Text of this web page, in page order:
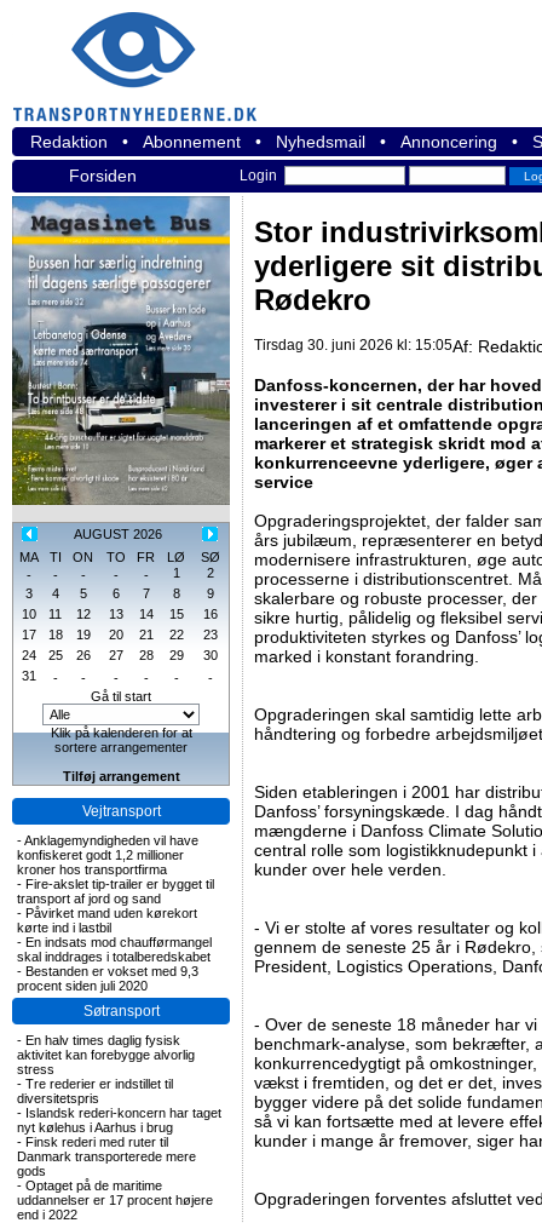
Redaktion • Abonnement • Nyhedsmail • Annoncering •
Forsiden
Login
AUGUST 2026
MA
TI ON TO FR LØ
SØ
-
- - - - 1
2
3
4 5 6 7 8
9
10
11 12 13 14 15
16
17
18 19 20 21 22
23
24
25 26 27 28 29
30
31
- - - - -
-
Gå til start
Klik på kalenderen for at
sortere arrangementer
Tilføj arrangement
Vejtransport
-Anklagemyndigheden vil have
konfiskeret godt 1,2 millioner
kroner hos transportfirma
- Fire-akslet tip-trailer er bygget til
transport af jord og sand
- Påvirket mand uden kørekort
kørte ind i lastbil
- En indsats mod chaufførmangel
skal inddrages i totalberedskabet
- Bestanden er vokset med 9,3
procent siden juli 2020
Søtransport
- En halv times daglig fysisk
aktivitet kan forebygge alvorlig
stress
- Tre rederier er indstillet til
diversitetspris
- Islandsk rederi-koncern har taget
nyt kølehus i Aarhus i brug
- Finsk rederi med ruter til
Danmark transporterede mere
gods
- Optaget på de maritime
uddannelser er 17 procent højere
end i 2022
Stor
yderligere sit
Rødekro
Tirsdag 30. juni 2026 kl: 15:05Af:
Danfoss-koncernen, der har
investerer i sit centrale
lanceringen af et omfattende
markerer et strategisk skridt mod
konkurrenceevne yderligere,
service
Opgraderingsprojektet, der falder
års jubilæum, repræsenterer en
modernisere infrastrukturen, øge
processerne i distributionscentret.
skalerbare og robuste processer,
sikre hurtig, pålidelig og fleksibel
produktiviteten styrkes og Danfoss’
marked i konstant forandring.
Opgraderingen skal samtidig lette
håndtering og forbedre
Siden etableringen i 2001 har
Danfoss’ forsyningskæde. I dag
mængderne i Danfoss Climate
central rolle som logistikknudepunkt
kunder over hele verden.
- Vi er stolte af vores resultater og
gennem de seneste 25 år i
President, Logistics Operations,
- Over de seneste 18 måneder har
benchmark-analyse, som bekræfter,
konkurrencedygtigt på
vækst i fremtiden, og det er det,
bygger videre på det solide
så vi kan fortsætte med at levere
kunder i mange år fremover, siger
Opgraderingen forventes afsluttet